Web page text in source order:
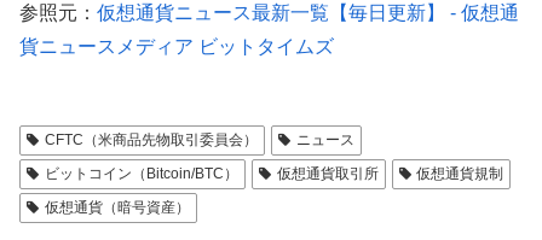
参照元： 仮想通貨ニュース最新一覧【毎日更新】 - 仮想通
貨ニュースメディア ビットタイムズ
CFTC（米商品先物取引委員会）
ニュース
ビットコイン（Bitcoin/BTC）
仮想通貨取引所
仮想通貨規制
仮想通貨（暗号資産）